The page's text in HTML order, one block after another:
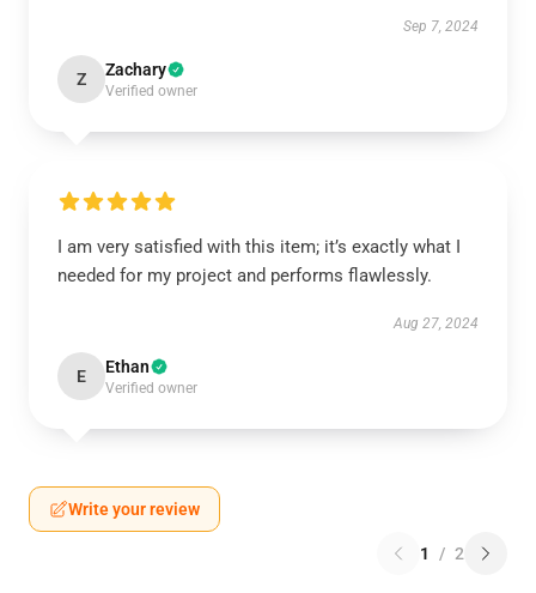
Sep 7, 2024
Z Zachary
Verified owner
I am very satisfied with this item; it’s exactly what I
needed for my project and performs flawlessly.
Aug 27, 2024
E Ethan
Verified owner
Write your review
1 / 2